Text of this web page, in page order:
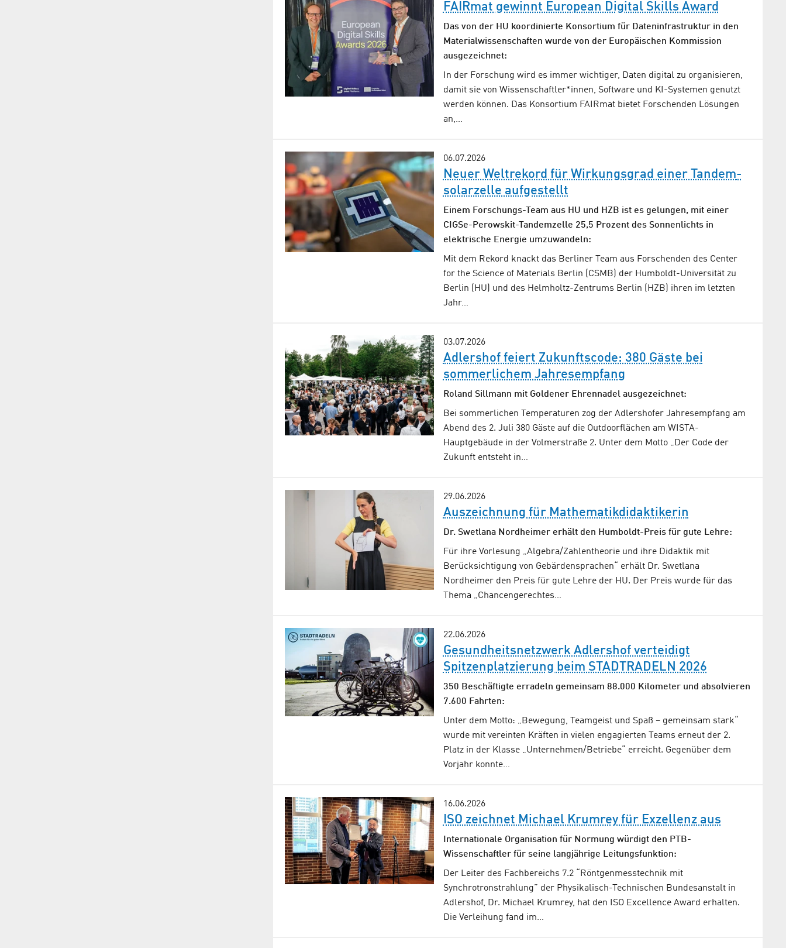
FAIRmat gewinnt European Digital Skills Award
Das von der HU koordinierte Konsortium für Dateninfrastruktur in den
Material­wissen­schaften wurde von der Europäischen Kommission
ausgezeichnet:
In der Forschung wird es immer wichtiger, Daten digital zu organisieren,
damit sie von Wissenschaftler*innen, Software und KI-Systemen genutzt
werden können. Das Konsortium FAIRmat bietet Forschenden Lösungen
an,…
06.07.2026
Neuer Weltrekord für Wirkungsgrad einer Tandem­
solarzelle aufgestellt
Einem Forschungs-Team aus HU und HZB ist es gelungen, mit einer
CIGSe-Perowskit-Tandemzelle 25,5 Prozent des Sonnenlichts in
elektrische Energie umzuwandeln:
Mit dem Rekord knackt das Berliner Team aus Forschenden des Center
for the Science of Materials Berlin (CSMB) der Humboldt-Universität zu
Berlin (HU) und des Helmholtz-Zentrums Berlin (HZB) ihren im letzten
Jahr…
03.07.2026
Adlershof feiert Zukunftscode: 380 Gäste bei
sommerlichem Jahresempfang
Roland Sillmann mit Goldener Ehrennadel ausgezeichnet:
Bei sommerlichen Temperaturen zog der Adlershofer Jahresempfang am
Abend des 2. Juli 380 Gäste auf die Outdoorflächen am WISTA-
Hauptgebäude in der Volmerstraße 2. Unter dem Motto „Der Code der
Zukunft entsteht in…
29.06.2026
Auszeichnung für Mathe­matik­didaktikerin
Dr. Swetlana Nordheimer erhält den Humboldt-Preis für gute Lehre:
Für ihre Vorlesung „Algebra/Zahlentheorie und ihre Didaktik mit
Berücksichtigung von Gebärdensprachen“ erhält Dr. Swetlana
Nordheimer den Preis für gute Lehre der HU. Der Preis wurde für das
Thema „Chancengerechtes…
22.06.2026
Gesundheitsnetzwerk Adlershof verteidigt
Spitzenplatzierung beim STADTRADELN 2026
350 Beschäftigte erradeln gemeinsam 88.000 Kilometer und absolvieren
7.600 Fahrten:
Unter dem Motto: „Bewegung, Teamgeist und Spaß – gemeinsam stark“
wurde mit vereinten Kräften in vielen engagierten Teams erneut der 2.
Platz in der Klasse „Unternehmen/Betriebe“ erreicht. Gegenüber dem
Vorjahr konnte…
16.06.2026
ISO zeichnet Michael Krumrey für Exzellenz aus
Internationale Organisation für Normung würdigt den PTB-
Wissenschaftler für seine langjährige Leitungsfunktion:
Der Leiter des Fachbereichs 7.2 “Röntgenmesstechnik mit
Synchrotronstrahlung” der Physikalisch-Technischen Bundesanstalt in
Adlershof, Dr. Michael Krumrey, hat den ISO Excellence Award erhalten.
Die Verleihung fand im…